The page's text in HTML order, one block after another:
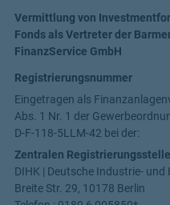
Vermittlung von
Fonds als Vertreter der
FinanzService GmbH
Registrierungsnummer
Eingetragen als
Abs. 1 Nr. 1 der
D-F-118-5LLM-42 bei der:
Zentralen Registrierungsstelle
DIHK | Deutsche Industrie-
Breite Str. 29, 10178 Berlin